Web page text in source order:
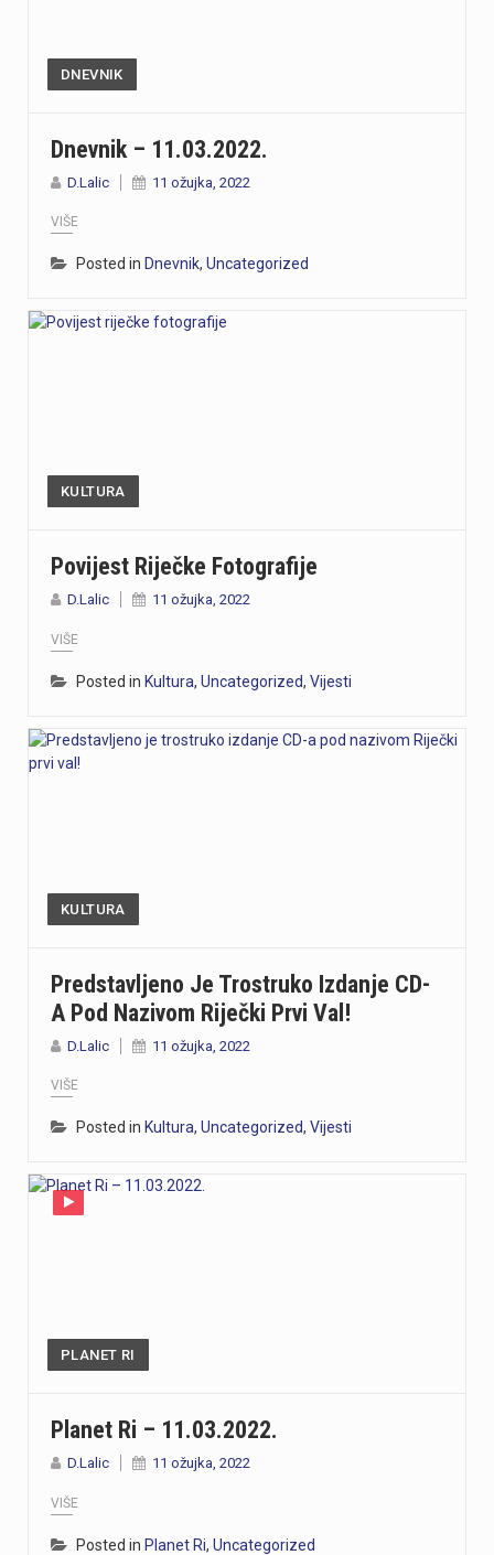
DNEVNIK
Dnevnik – 11.03.2022.
D.Lalic 11 ožujka, 2022
VIŠE
Posted in Dnevnik, Uncategorized
KULTURA
Povijest Riječke Fotografije
D.Lalic 11 ožujka, 2022
VIŠE
Posted in Kultura, Uncategorized, Vijesti
KULTURA
Predstavljeno Je Trostruko Izdanje CD-
A Pod Nazivom Riječki Prvi Val!
D.Lalic 11 ožujka, 2022
VIŠE
Posted in Kultura, Uncategorized, Vijesti
PLANET RI
Planet Ri – 11.03.2022.
D.Lalic 11 ožujka, 2022
VIŠE
Posted in Planet Ri, Uncategorized